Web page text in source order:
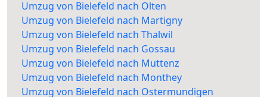
Umzug von Bielefeld nach Olten
Umzug von Bielefeld nach Martigny
Umzug von Bielefeld nach Thalwil
Umzug von Bielefeld nach Gossau
Umzug von Bielefeld nach Muttenz
Umzug von Bielefeld nach Monthey
Umzug von Bielefeld nach Ostermundigen